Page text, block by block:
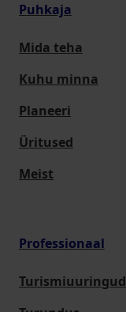
Puhkaja
Mida teha
Kuhu minna
Planeeri
Üritused
Meist
Professionaal
Turismiuuringud